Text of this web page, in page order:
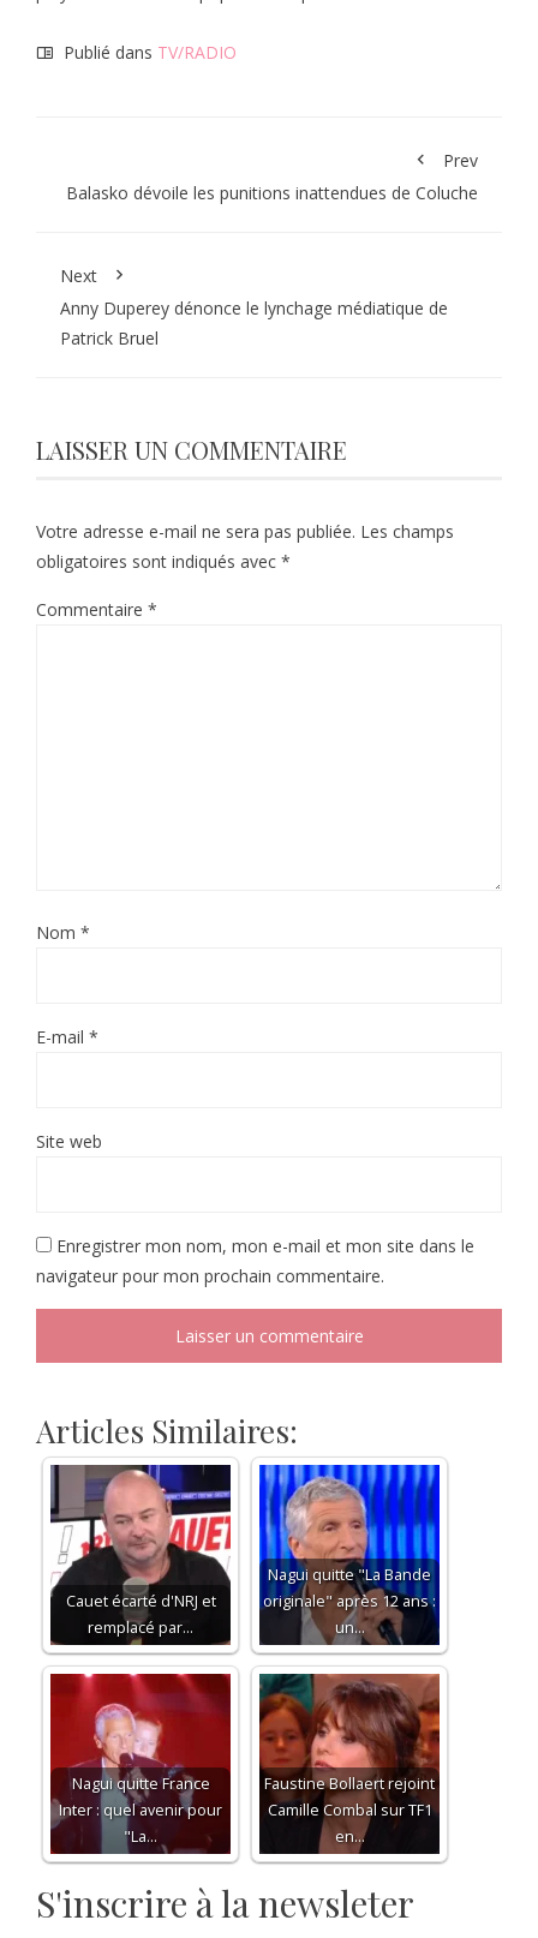
Publié dans TV/RADIO
Prev
Balasko dévoile les punitions inattendues de Coluche
Next
Anny Duperey dénonce le lynchage médiatique de
Patrick Bruel
LAISSER UN COMMENTAIRE
Votre adresse e-mail ne sera pas publiée. Les champs
obligatoires sont indiqués avec *
Commentaire *
Nom *
E-mail *
Site web
Enregistrer mon nom, mon e-mail et mon site dans le
navigateur pour mon prochain commentaire.
Articles Similaires:
Cauet écarté d'NRJ et
remplacé par...
Nagui quitte "La Bande
originale" après 12 ans :
un…
Nagui quitte France
Inter : quel avenir pour
"La…
Faustine Bollaert rejoint
Camille Combal sur TF1
en…
S'inscrire à la newsleter